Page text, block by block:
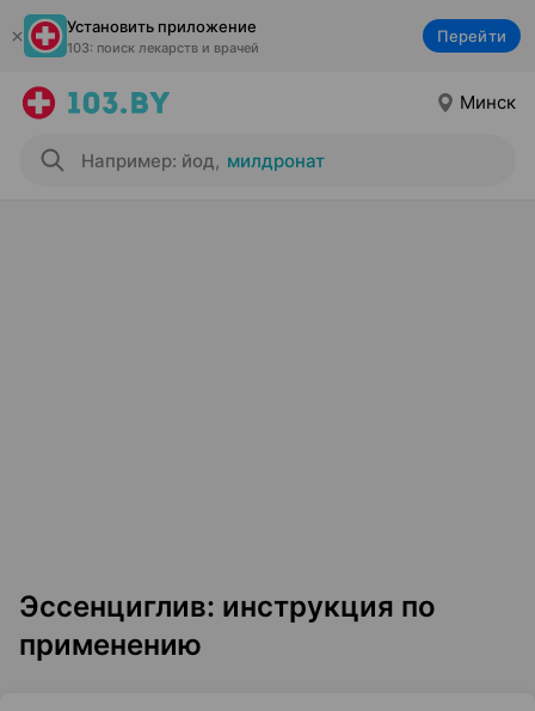
Установить приложение
103: поиск лекарств и врачей
Перейти
Минск
Например: йод, милдронат
Эссенциглив: инструкция по
применению